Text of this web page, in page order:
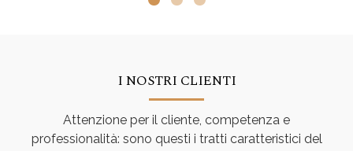
I NOSTRI CLIENTI
Attenzione per il cliente, competenza e
professionalità: sono questi i tratti caratteristici del